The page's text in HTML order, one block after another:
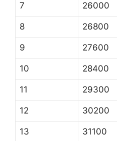
7 26000
8 26800
9 27600
10 28400
11 29300
12 30200
13 31100